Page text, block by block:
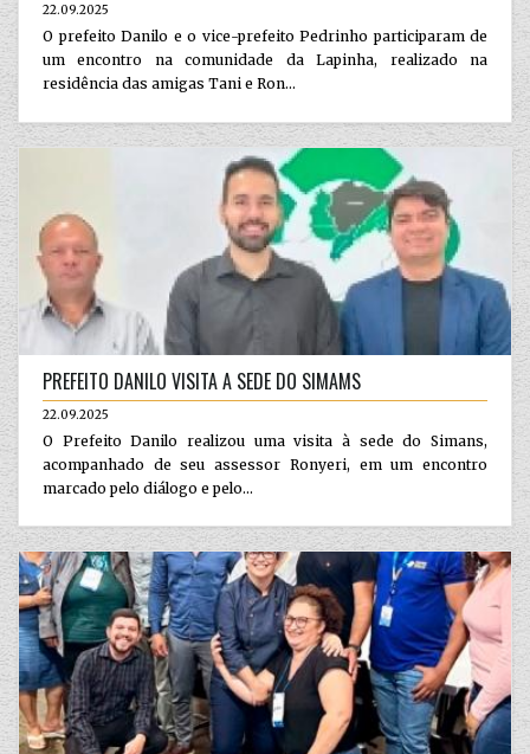
22.09.2025
O prefeito Danilo e o vice-prefeito Pedrinho participaram de
um encontro na comunidade da Lapinha, realizado na
residência das amigas Tani e Ron...
PREFEITO DANILO VISITA A SEDE DO SIMAMS
22.09.2025
O Prefeito Danilo realizou uma visita à sede do Simans,
acompanhado de seu assessor Ronyeri, em um encontro
marcado pelo diálogo e pelo...